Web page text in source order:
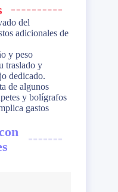
del
adicionales de
y peso
traslado y
dedicado.
de algunos
y bolígrafos
gastos